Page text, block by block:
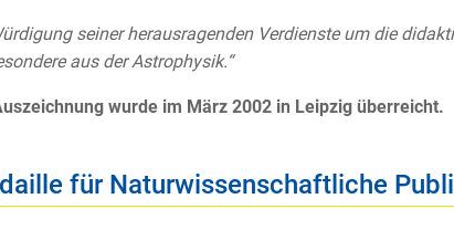
seiner herausragenden Verdienste um die
aus der Astrophysik.“
wurde im März 2002 in Leipzig überreicht.
für Naturwissenschaftliche